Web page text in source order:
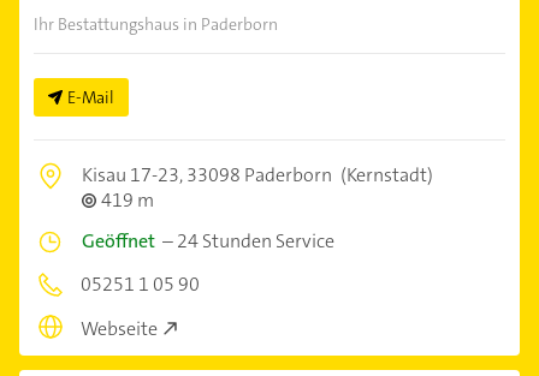
Ihr Bestattungshaus in Paderborn
E-Mail
Kisau 17-23,33098 Paderborn (Kernstadt)
419 m
Geöffnet –24 Stunden Service
05251 1 05 90
Webseite